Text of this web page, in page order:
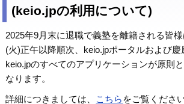
(keio.jpの利用について)
2025年9月末に退職で義塾を離籍される皆
(火)正午以降順次、keio.jpポータルおよび慶
keio.jpのすべてのアプリケーションが原則
なります。
詳細につきましては、 こちら をご覧ください